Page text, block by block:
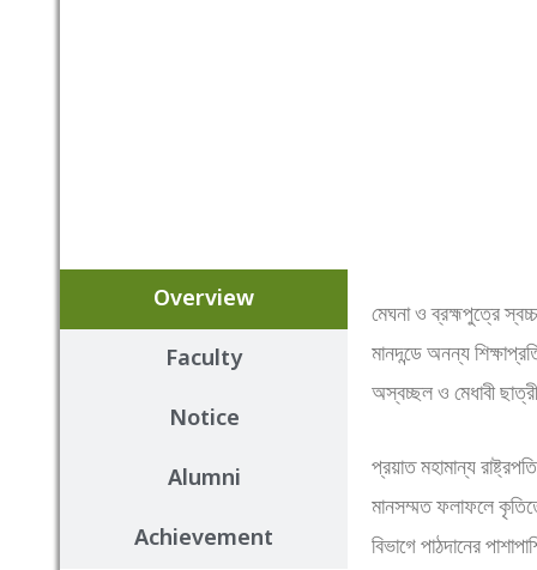
Overview
Faculty
Notice
Alumni
Achievement
মেঘনা ও ব্রহ্মপুত্রে
মানদন্ডে অনন্য
অস্বচ্ছল ও মেধাবী
প্রয়াত মহামান্য
মানসম্মত ফলাফলে
বিভাগে পাঠদানের